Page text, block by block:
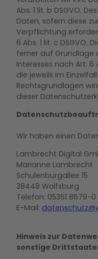
Abs. 1 lit. b DSGVO.
Daten, sofern diese
Verpflichtung
6 Abs. 1 lit. c DSGVO.
ferner auf Grundlage
Interesses nach Art. 6
die jeweils im
Rechtsgrundlagen
dieser
Wir haben einen
Lambrecht Digital
Marianne Lambrecht
Schulenburgallee 15
38448 Wolfsburg
Telefon: 05361 8679-0
E-Mail:
Hinweis zur
sonstige